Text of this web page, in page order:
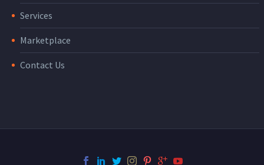
Services
Marketplace
Contact Us